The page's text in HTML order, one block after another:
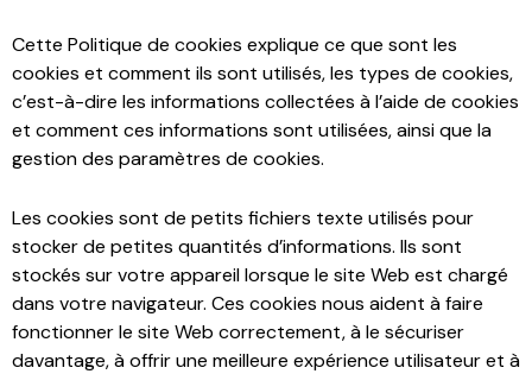
Cette Politique de cookies explique ce que sont les
cookies et comment ils sont utilisés, les types de cookies,
c’est-à-dire les informations collectées à l’aide de cookies
et comment ces informations sont utilisées, ainsi que la
gestion des paramètres de cookies.
Les cookies sont de petits fichiers texte utilisés pour
stocker de petites quantités d’informations. Ils sont
stockés sur votre appareil lorsque le site Web est chargé
dans votre navigateur. Ces cookies nous aident à faire
fonctionner le site Web correctement, à le sécuriser
davantage, à offrir une meilleure expérience utilisateur et à